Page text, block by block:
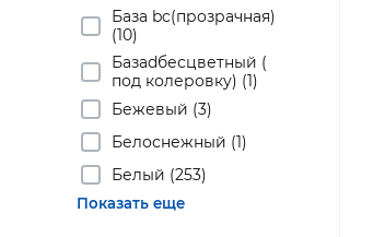
База bc(прозрачная)
(10)
Базаdбесцветный (
под колеровку) (1)
Бежевый (3)
Белоснежный (1)
Белый (253)
Показать еще